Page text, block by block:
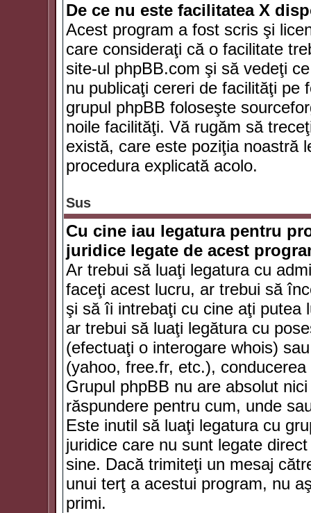
De ce nu este facilitatea X
Acest program a fost scris şi
care consideraţi că o facilitate
site-ul phpBB.com şi să vedeţi
nu publicaţi cereri de facilităţi pe
grupul phpBB foloseşte
noile facilităţi. Vă rugăm să
există, care este poziţia noastră
procedura explicată acolo.
Sus
Cu cine iau legatura pentru
juridice legate de acest
Ar trebui să luaţi legatura cu
faceţi acest lucru, ar trebui să
şi să îi intrebaţi cu cine aţi putea
ar trebui să luaţi legătura cu
(efectuaţi o interogare whois)
(yahoo, free.fr, etc.),
Grupul phpBB nu are absolut
răspundere pentru cum, unde
Este inutil să luaţi legatura cu
juridice care nu sunt legate
sine. Dacă trimiteţi un mesaj
unui terţ a acestui program, nu
primi.